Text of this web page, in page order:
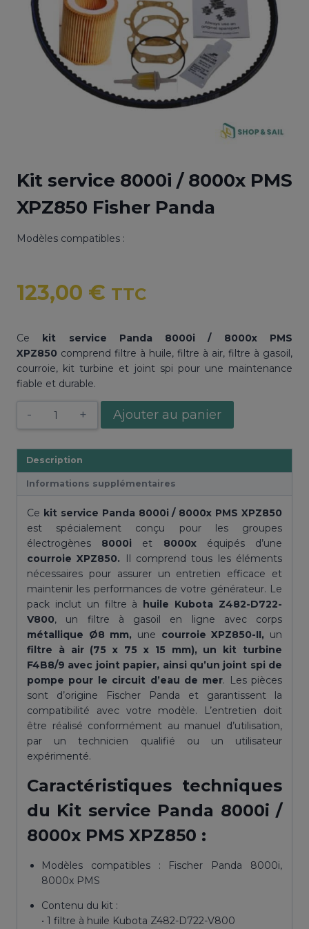
Kit service 8000i / 8000x PMS
XPZ850 Fisher Panda
Modèles compatibles :
123,00 € TTC
Ce kit service Panda 8000i / 8000x PMS
XPZ850 comprend filtre à huile, filtre à air, filtre à gasoil,
courroie, kit turbine et joint spi pour une maintenance
fiable et durable.
quantité
service
8000i
/
8000x
PMS
XPZ850
Fisher
Panda
Ajouter au panier
Description
Informations supplémentaires
Ce kit service Panda 8000i / 8000x PMS XPZ850
est spécialement conçu pour les groupes
électrogènes 8000i et 8000xéquipés d’une
courroie XPZ850. Il comprend tous les éléments
nécessaires pour assurer un entretien efficace et
maintenir les performances de votre générateur. Le
pack inclut un filtre à huile Kubota Z482-D722-
V800, un filtre à gasoil en ligne avec corps
métallique Ø8 mm, une courroie XPZ850-II, un
filtre
à
air (75 x 75 x 15 mm), un kit turbine
F4B8/9 avec joint papier, ainsi qu’un joint spi de
pompe pour le circuit d’eau de mer. Les pièces
sont d’origine Fischer Panda et garantissent la
compatibilité avec votre modèle. L’entretien doit
être réalisé conformément au manuel d’utilisation,
par un technicien qualifié ou un utilisateur
expérimenté.
Caractéristiques techniques
du Kit service Panda 8000i /
8000x PMS XPZ850 :
Modèles compatibles : Fischer Panda 8000i,
8000x PMS
Contenu du kit :
• 1 filtre à huile Kubota Z482-D722-V800